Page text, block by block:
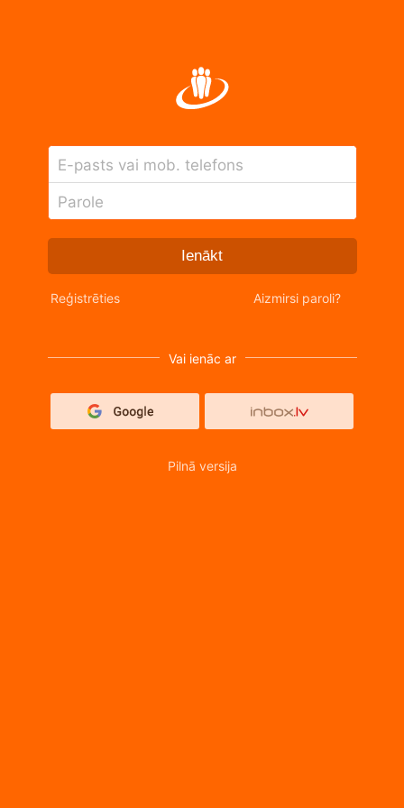
E-pasts vai mob. telefons
Parole
Ienākt
Reģistrēties Aizmirsi paroli?
Vai ienāc ar
Pilnā versija